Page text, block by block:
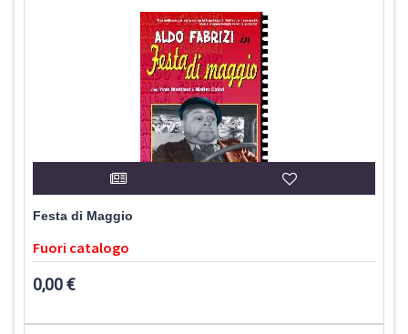
Festa di Maggio
Fuori catalogo
0,00 €